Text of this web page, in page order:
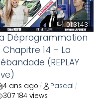
01:31:43
Déprogrammation
Chapitre 14 – La
(REPLAY
4 ans ago / Pascal /
307 184 views